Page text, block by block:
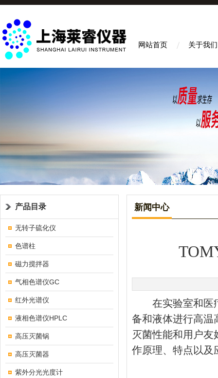
网站首页 关于我们
产品目录
无转子硫化仪
色谱柱
磁力搅拌器
气相色谱仪GC
红外光谱仪
液相色谱仪HPLC
高压灭菌锅
高压灭菌器
紫外分光光度计
新闻中心
在实验室和医疗
备和液体进行高温
灭菌性能和用户
作原理、特点以及